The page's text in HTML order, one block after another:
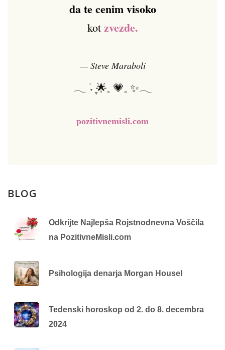
da te cenim visoko
kot zvezde.
— Steve Maraboli
𓂃 ࣪˖ ִֶָ🌟𓈒 💗𓈒 ✨𓂃
pozitivnemisli.com
BLOG
Odkrijte Najlepša Rojstnodnevna Voščila
na PozitivneMisli.com
Psihologija denarja Morgan Housel
Tedenski horoskop od 2. do 8. decembra
2024